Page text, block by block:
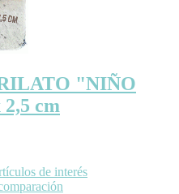
"NIÑO
cm
de interés